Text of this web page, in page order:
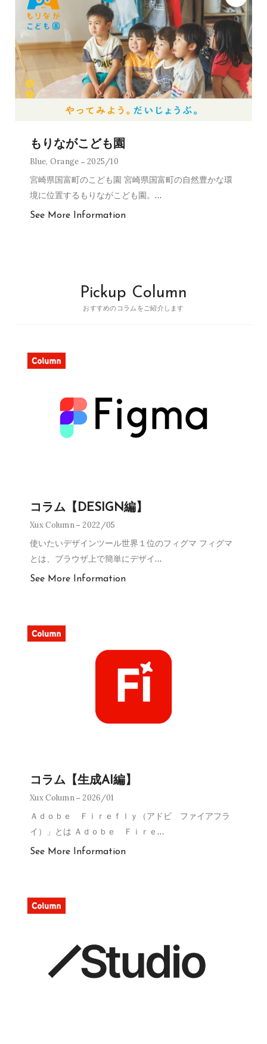
もりながこども園
Blue, Orange 2025/10
宮崎県国富町のこども園 宮崎県国富町の自然豊かな環
境に位置するもりながこども園。 …
See More Information
Pickup Column
おすすめのコラムをご紹介します
コラム【DESIGN編】
Xux Column 2022/05
使いたいデザインツール世界１位のフィグマ フィグマ
とは、ブラウザ上で簡単にデザイ…
See More Information
コラム【生成AI編】
Xux Column 2026/01
Ａｄｏｂｅ Ｆｉｒｅｆｌｙ（アドビ ファイアフラ
イ）」とは Ａｄｏｂｅ Ｆｉｒｅ …
See More Information